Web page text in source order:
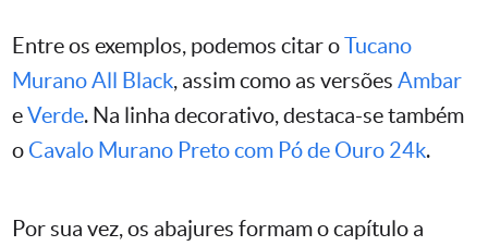
Entre os exemplos, podemos citar oTucano
Murano All Black, assim como as versões Ambar
eVerde. Na linha decorativo, destaca-se também
o Cavalo Murano Preto com Pó de Ouro 24k.
Por sua vez, os abajures formam o capítulo a